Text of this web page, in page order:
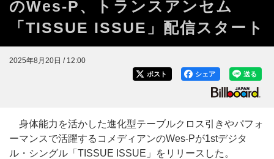
のWes-P、トランスアンセム
「TISSUE ISSUE」配信スタート
2025年8月20日 / 12:00
送る
シェア
ポスト
身体能力を活かした進化型テーブルクロス引きやパフォ
ーマンスで活躍するコメディアンのWes-Pが1stデジタ
ル・シングル「TISSUE ISSUE」をリリースした。